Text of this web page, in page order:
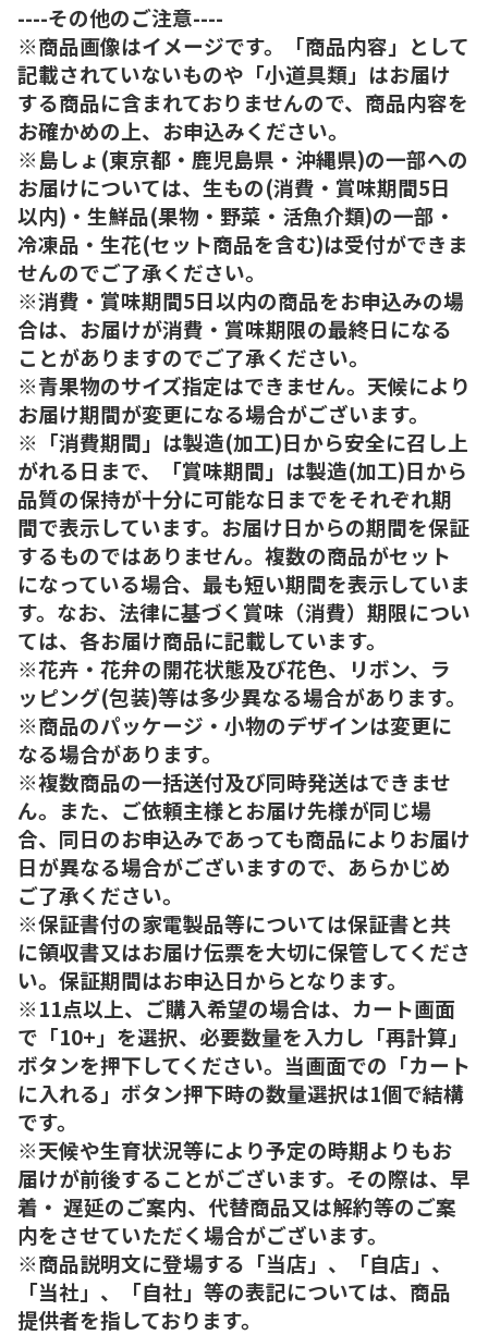
----その他のご注意----
※商品画像はイメージです。「商品内容」として
記載されていないものや「小道具類」はお届け
する商品に含まれておりませんので、商品内容を
お確かめの上、お申込みください。
※島しょ(東京都・鹿児島県・沖縄県)の一部への
お届けについては、生もの(消費・賞味期間5日
以内)・生鮮品(果物・野菜・活魚介類)の一部・
冷凍品・生花(セット商品を含む)は受付ができま
せんのでご了承ください。
※消費・賞味期間5日以内の商品をお申込みの場
合は、お届けが消費・賞味期限の最終日になる
ことがありますのでご了承ください。
※青果物のサイズ指定はできません。天候により
お届け期間が変更になる場合がございます。
※「消費期間」は製造(加工)日から安全に召し上
がれる日まで、「賞味期間」は製造(加工)日から
品質の保持が十分に可能な日までをそれぞれ期
間で表示しています。お届け日からの期間を保証
するものではありません。複数の商品がセット
になっている場合、最も短い期間を表示していま
す。なお、法律に基づく賞味（消費）期限につい
ては、各お届け商品に記載しています。
※花卉・花弁の開花状態及び花色、リボン、ラ
ッピング(包装)等は多少異なる場合があります。
※商品のパッケージ・小物のデザインは変更に
なる場合があります。
※複数商品の一括送付及び同時発送はできませ
ん。また、ご依頼主様とお届け先様が同じ場
合、同日のお申込みであっても商品によりお届け
日が異なる場合がございますので、あらかじめ
ご了承ください。
※保証書付の家電製品等については保証書と共
に領収書又はお届け伝票を大切に保管してくださ
い。保証期間はお申込日からとなります。
※11点以上、ご購入希望の場合は、カート画面
で「10+」を選択、必要数量を入力し「再計算」
ボタンを押下してください。当画面での「カート
に入れる」ボタン押下時の数量選択は1個で結構
です。
※天候や生育状況等により予定の時期よりもお
届けが前後することがございます。その際は、早
着・ 遅延のご案内、代替商品又は解約等のご案
内をさせていただく場合がございます。
※商品説明文に登場する「当店」、「自店」、
「当社」、「自社」等の表記については、商品
提供者を指しております。